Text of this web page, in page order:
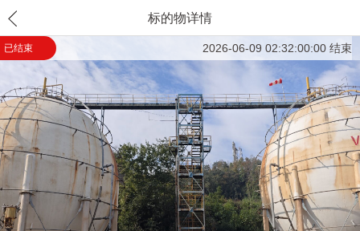
标的物详情
已结束 2026-06-09 02:32:00:00 结束